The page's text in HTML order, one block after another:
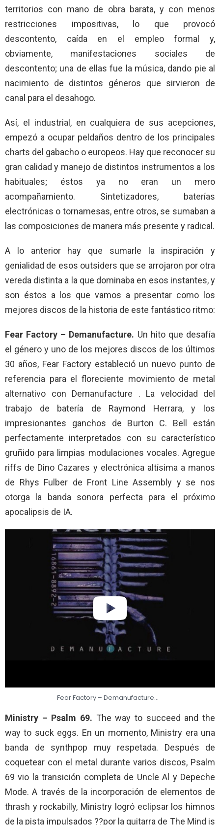
territorios con mano de obra barata, y con menos
restricciones impositivas, lo que provocó
descontento, caída en el empleo formal y,
obviamente, manifestaciones sociales de
descontento; una de ellas fue la música, dando pie al
nacimiento de distintos géneros que sirvieron de
canal para el desahogo.
Así, el industrial, en cualquiera de sus acepciones,
empezó a ocupar peldaños dentro de los principales
charts del gabacho o europeos. Hay que reconocer su
gran calidad y manejo de distintos instrumentos a los
habituales; éstos ya no eran un mero
acompañamiento. Sintetizadores, baterías
electrónicas o tornamesas, entre otros, se sumaban a
las composiciones de manera más presente y radical.
A lo anterior hay que sumarle la inspiración y
genialidad de esos outsiders que se arrojaron por otra
vereda distinta a la que dominaba en esos instantes, y
son éstos a los que vamos a presentar como los
mejores discos de la historia de este fantástico ritmo:
Fear Factory – Demanufacture. Un hito que desafía
el género y uno de los mejores discos de los últimos
30 años, Fear Factory estableció un nuevo punto de
referencia para el floreciente movimiento de metal
alternativo con Demanufacture . La velocidad del
trabajo de batería de Raymond Herrara, y los
impresionantes ganchos de Burton C. Bell están
perfectamente interpretados con su característico
gruñido para limpias modulaciones vocales. Agregue
riffs de Dino Cazares y electrónica altísima a manos
de Rhys Fulber de Front Line Assembly y se nos
otorga la banda sonora perfecta para el próximo
apocalipsis de IA.
Fear Factory – Demanufacture…
Ministry – Psalm 69. The way to succeed and the
way to suck eggs. En un momento, Ministry era una
banda de synthpop muy respetada. Después de
coquetear con el metal durante varios discos, Psalm
69 vio la transición completa de Uncle Al y Depeche
Mode. A través de la incorporación de elementos de
thrash y rockabilly, Ministry logró eclipsar los himnos
de la pista impulsados ??por la guitarra de The Mind is